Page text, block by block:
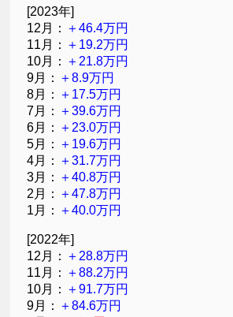
[2023年]
12月： ＋46.4万円
11月： ＋19.2万円
10月： ＋21.8万円
9月： ＋8.9万円
8月： ＋17.5万円
7月： ＋39.6万円
6月： ＋23.0万円
5月： ＋19.6万円
4月： ＋31.7万円
3月： ＋40.8万円
2月： ＋47.8万円
1月： ＋40.0万円
[2022年]
12月： ＋28.8万円
11月： ＋88.2万円
10月： ＋91.7万円
9月： ＋84.6万円